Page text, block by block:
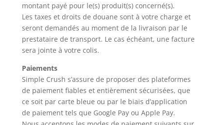
montant payé pour le(s) produit(s) concerné(s).
Les taxes et droits de douane sont à votre charge et
seront demandés au moment de la livraison par le
prestataire de transport. Le cas échéant, une facture
sera jointe à votre colis.
Paiements
Simple Crush s’assure de proposer des plateformes
de paiement fiables et entièrement sécurisées, que
ce soit par carte bleue ou par le biais d’application
de paiement tels que Google Pay ou Apple Pay.